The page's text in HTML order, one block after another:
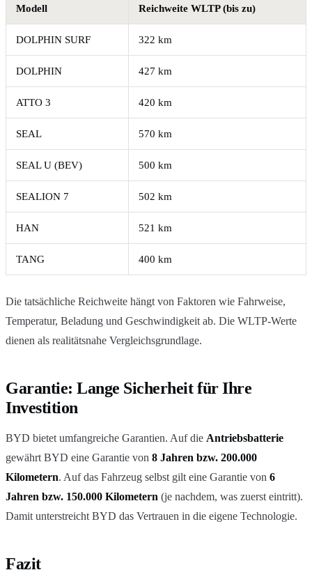
Modell Reichweite WLTP (bis zu)
DOLPHIN SURF 322 km
DOLPHIN 427 km
ATTO 3 420 km
SEAL 570 km
SEAL U (BEV) 500 km
SEALION 7 502 km
HAN 521 km
TANG 400 km
Die tatsächliche Reichweite hängt von Faktoren wie Fahrweise,
Temperatur, Beladung und Geschwindigkeit ab. Die WLTP-Werte
dienen als realitätsnahe Vergleichsgrundlage.
Garantie: Lange Sicherheit für Ihre
Investition
BYD bietet umfangreiche Garantien. Auf die Antriebsbatterie
gewährt BYD eine Garantie von 8 Jahren bzw. 200.000
Kilometern. Auf das Fahrzeug selbst gilt eine Garantie von 6
Jahren bzw. 150.000 Kilometern (je nachdem, was zuerst eintritt).
Damit unterstreicht BYD das Vertrauen in die eigene Technologie.
Fazit